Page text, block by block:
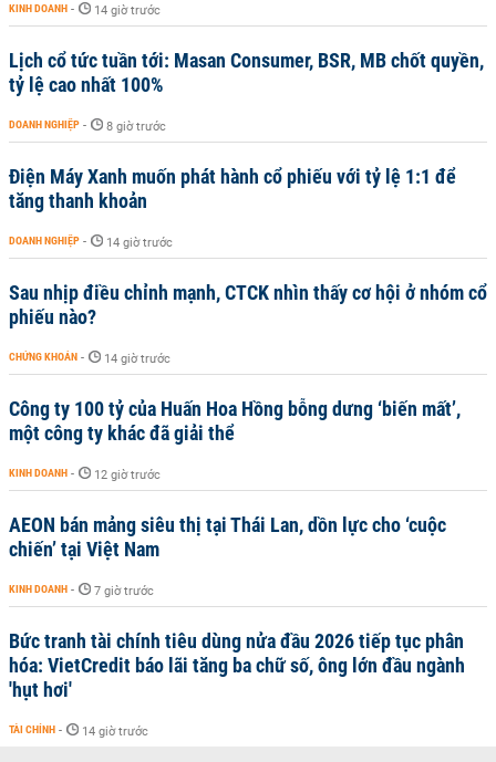
KINH DOANH - 14 giờ trước
Lịch cổ tức tuần tới: Masan Consumer, BSR, MB chốt quyền,
tỷ lệ cao nhất 100%
DOANH NGHIỆP - 8 giờ trước
Điện Máy Xanh muốn phát hành cổ phiếu với tỷ lệ 1:1 để
tăng thanh khoản
DOANH NGHIỆP - 14 giờ trước
Sau nhịp điều chỉnh mạnh, CTCK nhìn thấy cơ hội ở nhóm cổ
phiếu nào?
CHỨNG KHOÁN - 14 giờ trước
Công ty 100 tỷ của Huấn Hoa Hồng bỗng dưng ‘biến mất’,
một công ty khác đã giải thể
KINH DOANH - 12 giờ trước
AEON bán mảng siêu thị tại Thái Lan, dồn lực cho ‘cuộc
chiến’ tại Việt Nam
KINH DOANH - 7 giờ trước
Bức tranh tài chính tiêu dùng nửa đầu 2026 tiếp tục phân
hóa: VietCredit báo lãi tăng ba chữ số, ông lớn đầu ngành
'hụt hơi'
TÀI CHÍNH - 14 giờ trước